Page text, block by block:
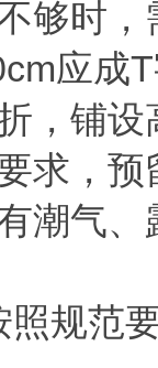
够时
应成
，铺
求，
潮气
规范